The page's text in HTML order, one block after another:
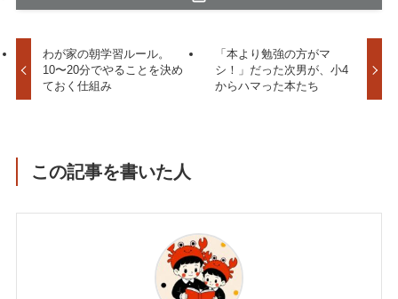
わが家の朝学習ルール。
10〜20分でやることを決め
ておく仕組み
「本より勉強の方がマ
シ！」だった次男が、小4
からハマった本たち
この記事を書いた人